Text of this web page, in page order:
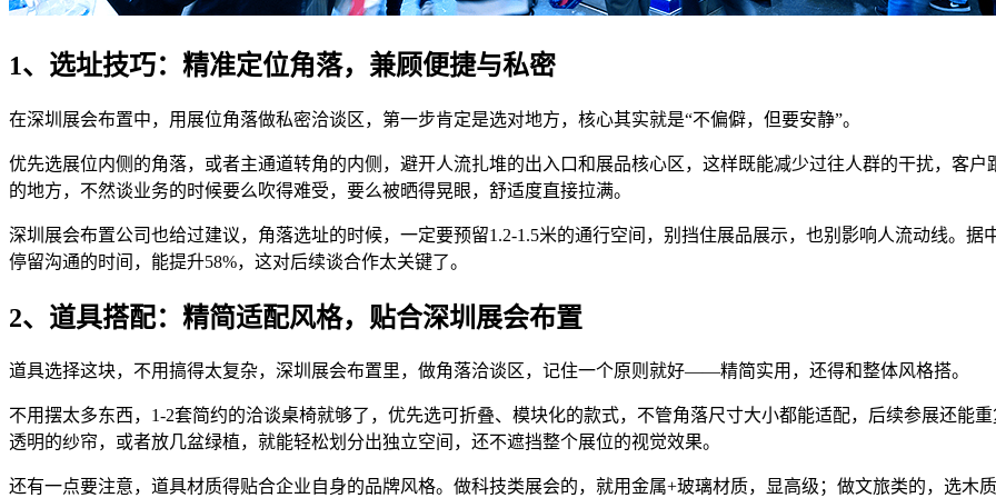
1、选址技巧：精准定位角落，兼顾便捷与私密
在深圳展会布置中，用展位角落做私密洽谈区，第一步肯定是选对地方，核心其实就是“不偏僻，但要安静”。
优先选展位内侧的角落，或者主通道转角的内侧，避开人流扎堆的出入口和展品核心区，这样既能减少过往人群的干扰，客
的地方，不然谈业务的时候要么吹得难受，要么被晒得晃眼，舒适度直接拉满。
深圳展会布置公司也给过建议，角落选址的时候，一定要预留1.2-1.5米的通行空间，别挡住展品展示，也别影响人流动线。
停留沟通的时间，能提升58%，这对后续谈合作太关键了。
2、道具搭配：精简适配风格，贴合深圳展会布置
道具选择这块，不用搞得太复杂，深圳展会布置里，做角落洽谈区，记住一个原则就好——精简实用，还得和整体风格搭。
不用摆太多东西，1-2套简约的洽谈桌椅就够了，优先选可折叠、模块化的款式，不管角落尺寸大小都能适配，后续参展还能
透明的纱帘，或者放几盆绿植，就能轻松划分出独立空间，还不遮挡整个展位的视觉效果。
还有一点要注意，道具材质得贴合企业自身的品牌风格。做科技类展会的，就用金属+玻璃材质，显高级；做文旅类的，选木